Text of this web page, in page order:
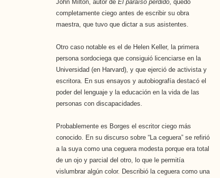
John Milton, autor de El paraíso perdido, quedó
completamente ciego antes de escribir su obra
maestra, que tuvo que dictar a sus asistentes.
Otro caso notable es el de Helen Keller, la primera
persona sordociega que consiguió licenciarse en la
Universidad (en Harvard), y que ejerció de activista y
escritora. En sus ensayos y autobiografía destacó el
poder del lenguaje y la educación en la vida de las
personas con discapacidades.
Probablemente es Borges el escritor ciego más
conocido. En su discurso sobre “La ceguera” se refirió
a la suya como una ceguera modesta porque era total
de un ojo y parcial del otro, lo que le permitía
vislumbrar algún color. Describió la ceguera como una